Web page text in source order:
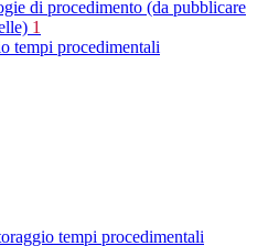
di procedimento (da pubblicare
1
tempi procedimentali
tempi procedimentali